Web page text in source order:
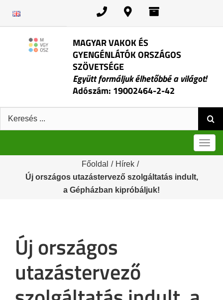
MAGYAR VAKOK ÉS
GYENGÉNLÁTÓK ORSZÁGOS
SZÖVETSÉGE
Együtt formáljuk élhetőbbé a világot!
Adószám: 19002464-2-42
Keresés:
Főoldal / Hírek /
Új országos utazástervező szolgáltatás indult,
a Gépházban kipróbáljuk!
Új országos
utazástervező